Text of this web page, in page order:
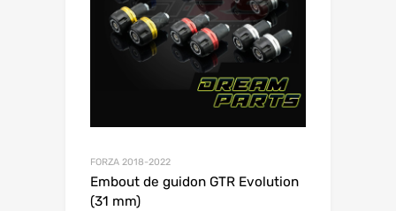
FORZA 2018-2022
Embout de guidon GTR Evolution
(31 mm)